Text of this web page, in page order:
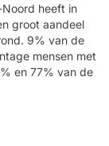
heeft in
groot aandeel
9% van de
mensen met
en 77% van de